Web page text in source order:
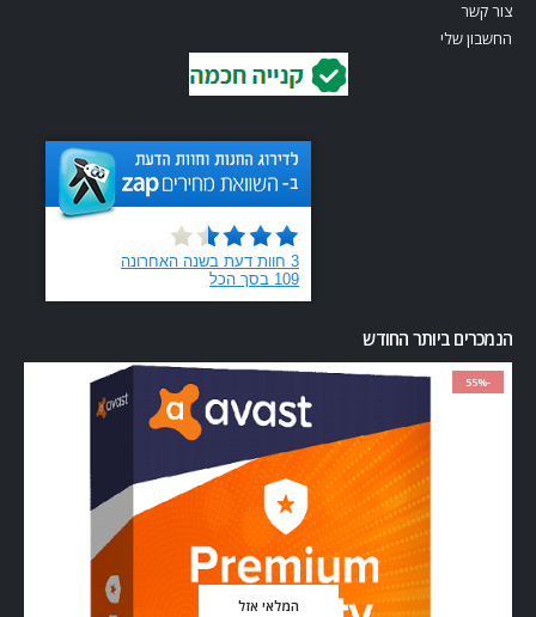
צור קשר
החשבון שלי
הנמכרים ביותר החודש
-55%
המלאי אזל